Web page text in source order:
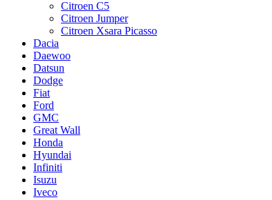
Citroen C5
Citroen Jumper
Citroen Xsаrа Picasso
Dacia
Daewoo
Datsun
Dodge
Fiat
Ford
GMC
Great Wall
Honda
Hyundai
Infiniti
Isuzu
Iveco